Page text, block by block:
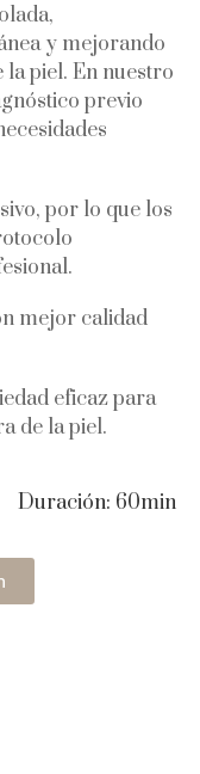
y mejorando
la piel. En nuestro
previo
por lo que los
mejor calidad
eficaz para
de la piel.
Duración: 60min